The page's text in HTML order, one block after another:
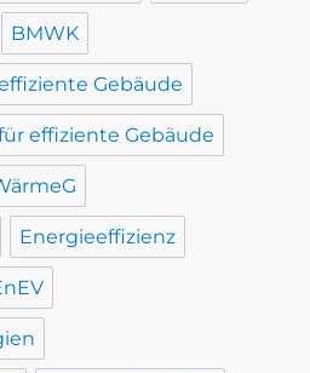
BMWK
Gebäude
effiziente Gebäude
Energieeffizienz